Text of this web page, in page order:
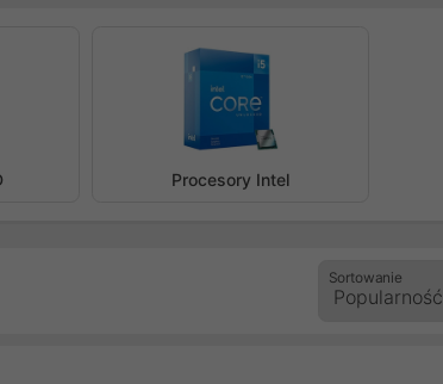
Procesory Intel
Sortowanie